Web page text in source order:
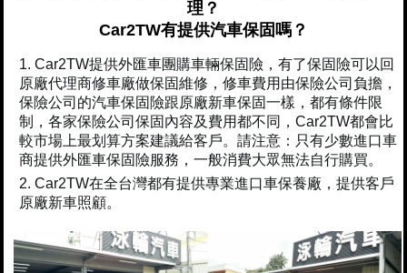
理？
Car2TW有提供汽車保固嗎？
Car2TW提供外匯車團購車輛保固險，有了保固險可以回
原廠代理商修車廠做保固維修，修車費用由保險公司負擔，
保險公司的汽車保固險跟原廠新車保固一樣，都有條件限
制，各家保險公司保固內容及費用都不同，Car2TW都會比
較市場上最划算方案建議給客戶。請注意：只有少數進口車
商提供外匯車保固險服務，一般消費大眾無法自行購買。
Car2TW在全台灣都有提供專業進口車保養廠，提供客戶
原廠新車照顧。